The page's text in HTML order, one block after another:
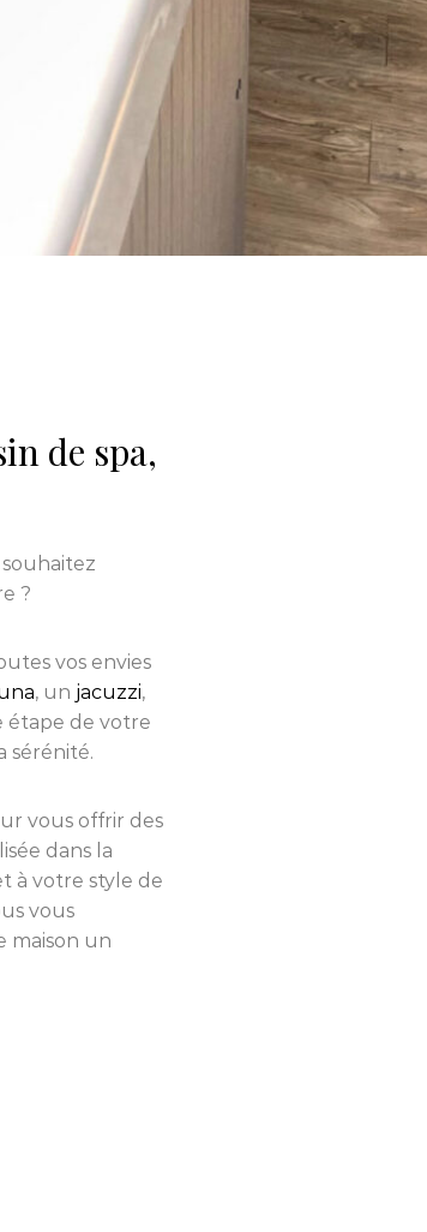
de spa,
?
vos envies
, un jacuzzi,
étape de votre
sérénité.
vous offrir des
dans la
à votre style de
vous
maison un